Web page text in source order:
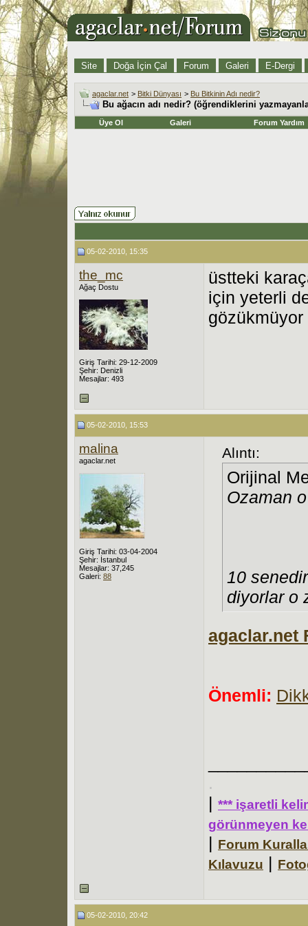
Site Doğa İçin Çal Forum Galeri E-Dergi
agaclar.net > Bitki Dünyası > Bu Bitkinin Adı nedir?
Bu ağacın adı nedir? (öğrendiklerini
Üye Ol Galeri Forum Yardım
05-02-2010, 15:35
the_mc
Ağaç Dostu
Giriş Tarihi: 29-12-2009
Şehir: Denizli
Mesajlar: 493
üstteki
için yeterli
05-02-2010, 15:53
malina
agaclar.net
Giriş Tarihi: 03-04-2004
Şehir: İstanbul
Mesajlar: 37,245
Galeri: 88
Alıntı:
Orijinal
Ozaman
10
diyorlar o
agaclar.net
Önemli:
.
| *** işaretli
görünmeyen
| Forum
Kılavuzu |
05-02-2010, 20:42